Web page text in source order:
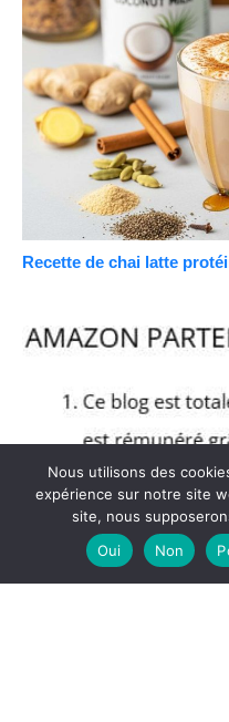
Recette de chai latte
Nous utilisons des
expérience sur notre site
site, nous
Oui
Non